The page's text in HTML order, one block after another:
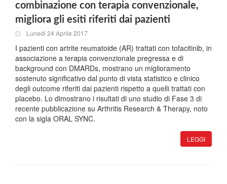
combinazione con terapia convenzionale,
migliora gli esiti riferiti dai pazienti
Lunedi 24 Aprile 2017
I pazienti con artrite reumatoide (AR) trattati con tofacitinib, in
associazione a terapia convenzionale pregressa e di
background con DMARDs, mostrano un miglioramento
sostenuto significativo dal punto di vista statistico e clinico
degli outcome riferiti dai pazienti rispetto a quelli trattati con
placebo. Lo dimostrano i risultati di uno studio di Fase 3 di
recente pubblicazione su Arthritis Research & Therapy, noto
con la sigla ORAL SYNC.
LEGGI